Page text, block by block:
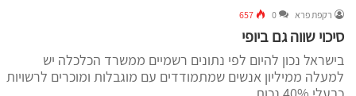
רקפת פרא 0
657
סיכוי שווה גם ביופי
בישראל נכון להיום לפי נתונים רשמיים ממשרד הכלכלה יש
למעלה ממיליון אנשים שמתמודדים עם מוגבלות ומוכרים לרשויות